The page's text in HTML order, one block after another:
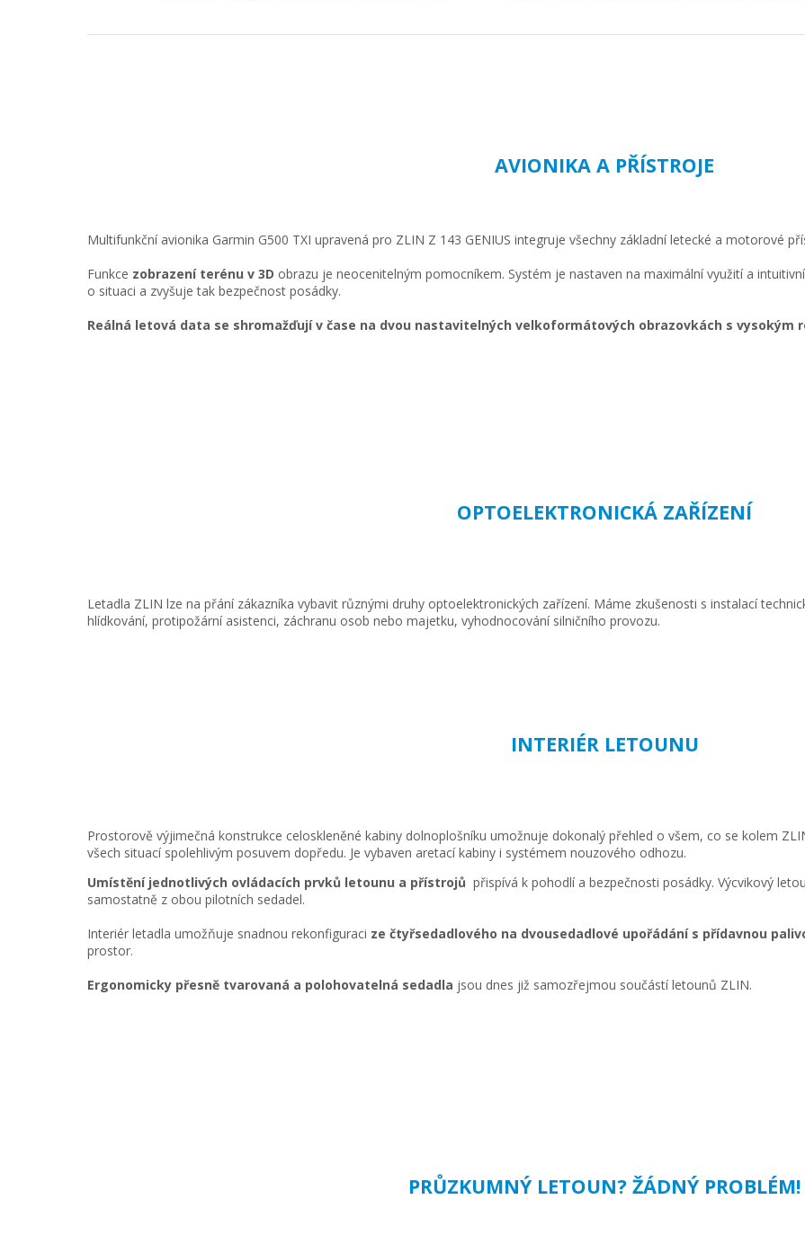
AVIONIKA A PŘÍSTROJE
Multifunkční avionika Garmin G500 TXI upravená pro ZLIN Z 143 GENIUS integruje všechny základní letecké a motorové
Funkce zobrazení terénu v 3D obrazu je neocenitelným pomocníkem. Systém je nastaven na maximální využití a
o situaci a zvyšuje tak bezpečnost posádky.
Reálná letová data se shromažďují v čase na dvou nastavitelných velkoformátových obrazovkách s vysokým
OPTOELEKTRONICKÁ ZAŘÍZENÍ
Letadla ZLIN lze na přání zákazníka vybavit různými druhy optoelektronických zařízení. Máme zkušenosti s instalací
hlídkování, protipožární asistenci, záchranu osob nebo majetku, vyhodnocování silničního provozu.
INTERIÉR LETOUNU
Prostorově výjimečná konstrukce celoskleněné kabiny dolnoplošníku umožnuje dokonalý přehled o všem, co se kolem
všech situací spolehlivým posuvem dopředu. Je vybaven aretací kabiny i systémem nouzového odhozu.
Umístění jednotlivých ovládacích prvků letounu a přístrojů přispívá k pohodlí a bezpečnosti posádky. Výcvikový
samostatně z obou pilotních sedadel.
Interiér letadla umožňuje snadnou rekonfiguraci ze čtyřsedadlového na dvousedadlové upořádání s přídavnou
prostor.
Ergonomicky přesně tvarovaná a polohovatelná sedadla jsou dnes již samozřejmou součástí letounů ZLIN.
PRŮZKUMNÝ LETOUN? ŽÁDNÝ PROBLÉM!